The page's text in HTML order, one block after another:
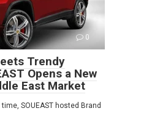
0
Trendy
Opens a New
East Market
SOUEAST hosted Brand